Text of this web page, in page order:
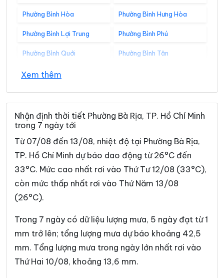
Phường Bình Hòa Phường Bình Hưng Hòa
Phường Bình Lợi Trung Phường Bình Phú
Phường Bình Quới Phường Bình Tân
Phường Bình Tây
Phường Bình Thới Phường Bình Tiên
Phường Bình Trị Đông Phường Bình Trưng
Phường Cát Lái
Phường Cầu Ông Lãnh Phường Chánh Hiệp
Phường Chánh Hưng Phường Chánh Phú Hòa
Phường Chợ Lớn Phường Chợ Quán
Phường Đông Hòa Phường Đông Hưng Thuận
Phường Đức Nhuận Phường Gia Định
Phường Gò Vấp
Xem thêm
Nhận định thời tiết Phường Bà Rịa, TP. Hồ Chí Minh
trong 7 ngày tới
Từ 07/08 đến 13/08, nhiệt độ tại Phường Bà Rịa,
TP. Hồ Chí Minh dự báo dao động từ 26°C đến
33°C. Mức cao nhất rơi vào Thứ Tư 12/08 (33°C),
còn mức thấp nhất rơi vào Thứ Năm 13/08
(26°C).
Trong 7 ngày có dữ liệu lượng mưa, 5 ngày đạt từ 1
mm trở lên; tổng lượng mưa dự báo khoảng 42,5
mm. Tổng lượng mưa trong ngày lớn nhất rơi vào
Thứ Hai 10/08, khoảng 13,6 mm.